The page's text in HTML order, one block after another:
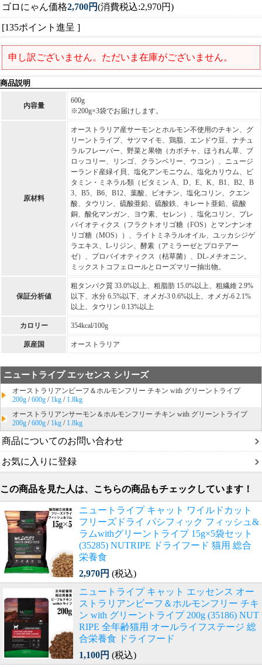
ゴロにゃん価格2,700円(消費税込:2,970円)
[135ポイント進呈 ]
申し訳ございません。ただいま在庫がございません。
商品説明
内容量
600g
※200g×3袋でお届けします。
原材料
オーストラリア産サーモンとホルモン不使用のチキン、グ
リーントライプ、サツマイモ、鶏脂、エンドウ豆、ナチュ
ラルフレーバー、野菜と果物（カボチャ、ほうれん草、ブ
ロッコリー、リンゴ、クランベリー、ウコン）、ニュージ
ーランド産緑イ貝、塩化アンモニウム、塩化カリウム、ビ
タミン・ミネラル類（ビタミン A、D、E、K、B1、B2、B
3、B5、B6、B12、葉酸、ビオチン、塩化コリン、クエン
酸、タウリン、硫酸亜鉛、硫酸鉄、キレート亜鉛、硫酸
銅、酸化マンガン、ヨウ素、セレン）、塩化コリン、プレ
バイオティクス（フラクトオリゴ糖（FOS）とマンナンオ
リゴ糖（MOS））、ライトミネラルオイル、ユッカシジゲ
ラエキス、L-リジン、酵素（アミラーゼとプロテアー
ゼ）、プロバイオティクス（枯草菌）、DL-メチオニン。
ミックストコフェロールとローズマリー抽出物。
保証分析値
粗タンパク質 33.0%以上、粗脂肪 15.0%以上、粗繊維 2.9%
以下、水分 6.5%以下、オメガ-3 0.6%以上、オメガ-6 2.1%
以上、タウリン 0.13%以上
カロリー 354kcal/100g
原産国 オーストラリア
ニュートライプ エッセンス シリーズ
オーストラリアンビーフ＆ホルモンフリー チキン with グリーントライプ
200g /600g / 1kg / 1.8kg
オーストラリアンサーモン＆ホルモンフリー チキン with グリーントライプ
200g /600g / 1kg / 1.8kg
商品についてのお問い合わせ
お気に入りに登録
この商品を見た人は、こちらの商品もチェックしています！
ニュートライプ キャット ワイルドカット
フリーズドライ パシフィック フィッシュ&
ラムwithグリーントライプ 15g×5袋セット
(35285) NUTRIPE ドライフード 猫用 総合
栄養食
2,970円 (税込)
ニュートライプ キャット エッセンス オー
ストラリアンビーフ＆ホルモンフリー チキ
ン with グリーントライプ 200g (35186) NUT
RIPE 全年齢猫用 オールライフステージ 総
合栄養食 ドライフード
1,100円 (税込)